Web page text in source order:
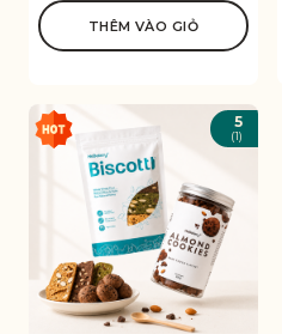
THÊM VÀO GIỎ
5
(1)